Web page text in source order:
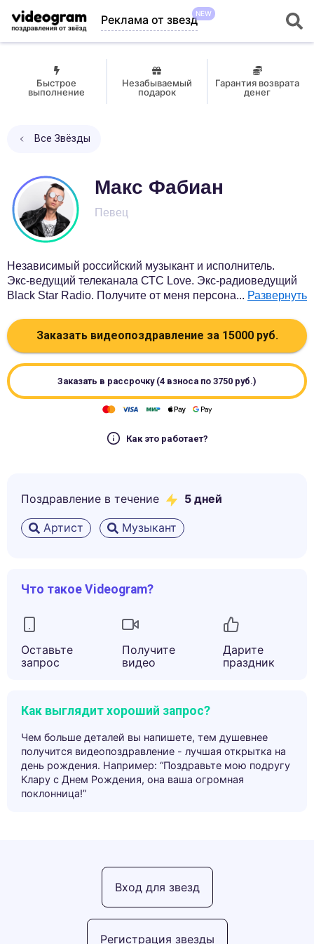
Реклама от звездNEW
Быстрое
выполнение
Незабываемый
подарок
Гарантия возврата
денег
Все Звёзды
Макс Фабиан
Певец
Независимый российский музыкант и исполнитель.
Экс-ведущий телеканала СТС Love. Экс-радиоведущий
Black Star Radio. Получите от меня персона... Развернуть
Заказать видеопоздравление за 15000руб.
Заказать в рассрочку (4 взноса по 3750 руб.)
Как это работает?
Поздравление в течение 5 дней
Артист Музыкант
Что такое Videogram?
Оставьте
запрос
Получите
видео
Дарите
праздник
Как выглядит хороший запрос?
Чем больше деталей вы напишете, тем душевнее
получится видеопоздравление - лучшая открытка на
день рождения. Например: “Поздравьте мою подругу
Клару с Днем Рождения, она ваша огромная
поклонница!”
Регистрация звезды
Вход для звезд